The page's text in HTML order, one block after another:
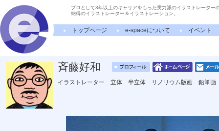
プロとして3年以上のキャリアをもった実力派のイラストレーター
納得のイラストレーター＆イラストレーション。
トップページ e-spaceについて イベント
斉藤好和
イラストレーター 立体 半立体 リノリウム版画 鉛筆画